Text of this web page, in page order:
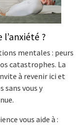
?
mentales : peurs
catastrophes. La
à revenir ici et
sans vous y
vous aide à :